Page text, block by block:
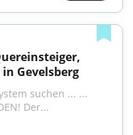
Gevelsberg
suchen ... ...
Der...